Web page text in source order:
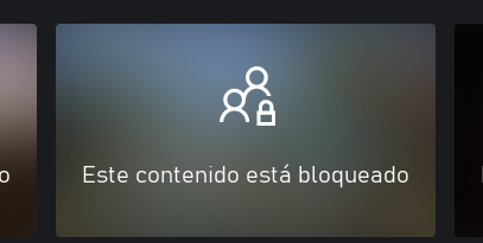
Este contenido está bloqueado